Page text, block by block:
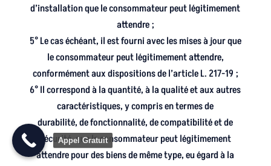
d’installation que le consommateur peut légitimement
attendre ;
5° Le cas échéant, il est fourni avec les mises à jour que
le consommateur peut légitimement attendre,
conformément aux dispositions de l’article L. 217-19 ;
6° Il correspond à la quantité, à la qualité et aux autres
caractéristiques, y compris en termes de
durabilité, de fonctionnalité, de compatibilité et de
sécurité, que le consommateur peut légitimement
attendre pour des biens de même type, eu égard à la
Appel Gratuit